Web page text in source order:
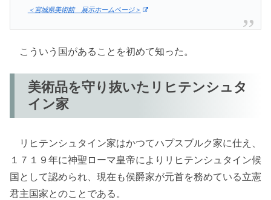
＜宮城県美術館 展示ホームページ＞
こういう国があることを初めて知った。
美術品を守り抜いたリヒテンシュタ
イン家
リヒテンシュタイン家はかつてハプスブルク家に仕え、
１７１９年に神聖ローマ皇帝によりリヒテンシュタイン候
国として認められ、現在も侯爵家が元首を務めている立憲
君主国家とのことである。